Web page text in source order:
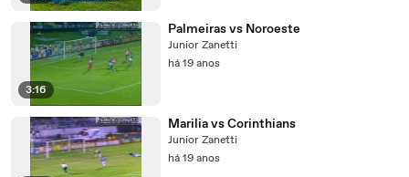
3:16
Palmeiras vs Noroeste
Junior Zanetti
há 19 anos
Marilia vs Corinthians
Junior Zanetti
há 19 anos